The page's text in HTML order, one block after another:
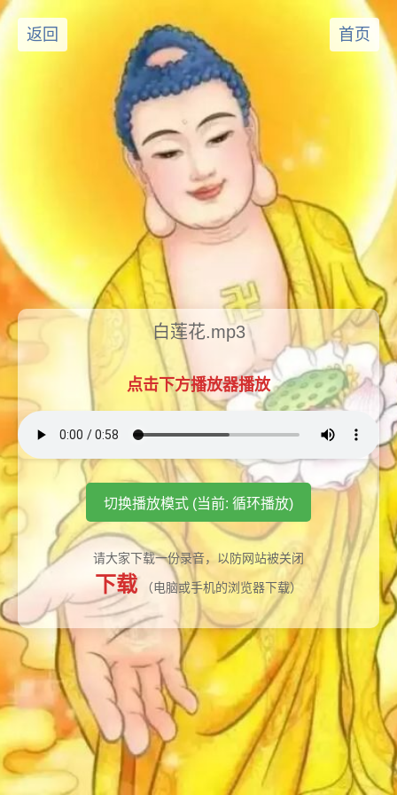
返回 首页
白莲花.mp3
点击下方播放器播放
切换播放模式 (当前: 循环播放)
请大家下载一份录音，以防网站被关闭
下载 （电脑或手机的浏览器下载）